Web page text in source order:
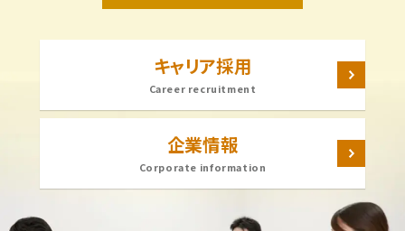
キャリア採用
Career recruitment
企業情報
Corporate information